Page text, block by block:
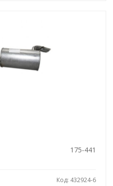
175-441
Код: 432924-6